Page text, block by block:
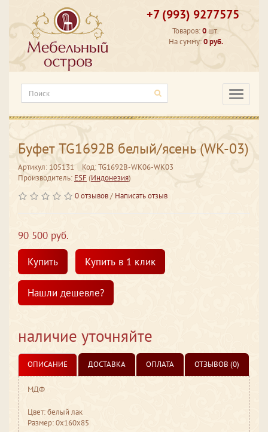
+7 (993) 9277575
Товаров:0 шт.
На сумму:0 руб.
Буфет TG1692B белый/ясень (WK-03)
Артикул: 105131
Код: TG1692B-WK06-WK03
Производитель: ESF (Индонезия)
0 отзывов/ Написать отзыв
90 500 руб.
Купить
Купить в 1 клик
Нашли дешевле?
наличие уточняйте
ОПИСАНИЕ ДОСТАВКА ОПЛАТА ОТЗЫВОВ (0)
МДФ
Цвет: белый лак
Размер: 0x160x85